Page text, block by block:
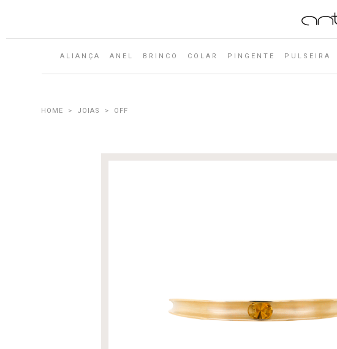
ALIANÇA ANEL BRINCO COLAR PINGENTE PULSEIRA
JOIAS OFF